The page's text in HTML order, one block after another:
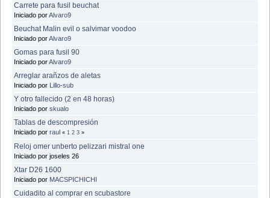
Carrete para fusil beuchat
Iniciado porAlvaro9
Beuchat Malin evil o salvimar voodoo
Iniciado porAlvaro9
Gomas para fusil 90
Iniciado porAlvaro9
Arreglar arañzos de aletas
Iniciado por Lillo-sub
Y otro fallecido (2 en 48 horas)
Iniciado por skualo
Tablas de descompresión
Iniciado por raul « 1 2 3 »
Reloj omer unberto pelizzari mistral one
Iniciado por joseles 26
Xtar D26 1600
Iniciado por MACSPICHICHI
Cuidadito al comprar en scubastore